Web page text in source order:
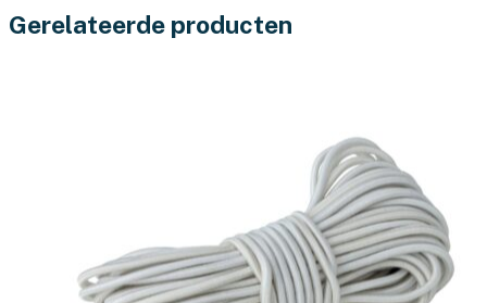
Gerelateerde producten